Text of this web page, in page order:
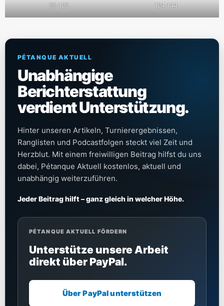
93-123 124-144
PÉTANQUE AKTUELL
Unabhängige
Berichterstattung
verdient Unterstützung.
Hinter unseren Artikeln, Turnierergebnissen,
Ranglisten und Podcastfolgen steckt viel Zeit und
Herzblut. Mit einem freiwilligen Beitrag hilfst du uns
dabei, Pétanque Aktuell kostenlos, aktuell und
unabhängig weiterzuführen.
Jeder Beitrag hilft – ganz gleich in welcher Höhe.
PÉTANQUE AKTUELL FÖRDERN
Unterstütze unsere Arbeit
direkt über PayPal.
Über PayPal unterstützen